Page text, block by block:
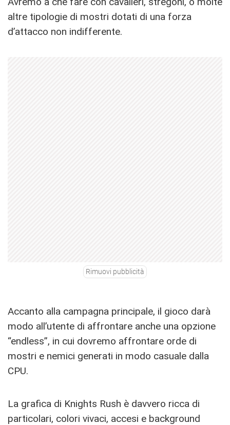
altre tipologie di mostri dotati di una forza
d’attacco non indifferente.
Rimuovi pubblicità
Accanto alla campagna principale, il gioco darà
modo all’utente di affrontare anche una opzione
“endless”, in cui dovremo affrontare orde di
mostri e nemici generati in modo casuale dalla
CPU.
La grafica di Knights Rush è davvero ricca di
particolari, colori vivaci, accesi e background